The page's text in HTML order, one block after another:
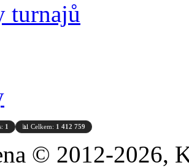
turnajů
1 📊 Celkem: 1 412 759
© 2012-2026,